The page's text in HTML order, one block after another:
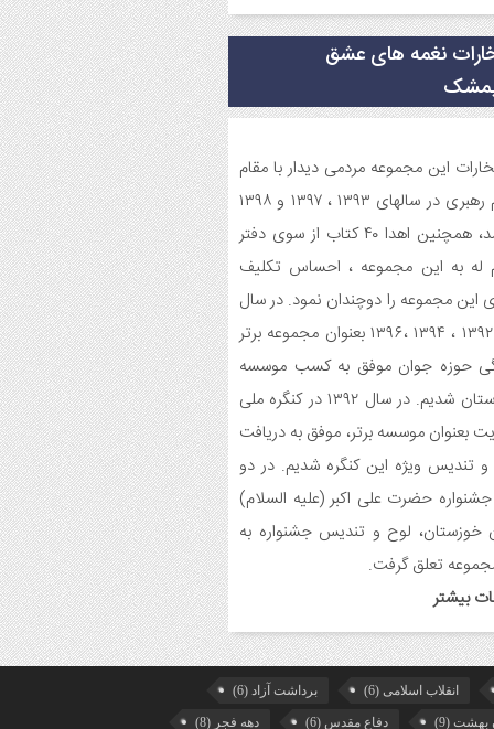
دبیر موسسه فرهنگی مردمی نغمه های
با ریاست اداره ورزش و جوانان اندیمشک
دورهمی خانوادگی با عنوان کافه شادی
به مناسبت نیمه شعبان و دهه فجر و
ی جوان در اندیمشک برگزار شد.
جشن ولادت امام زمان (عج) و جشن
انقلاب اسلامی و هفته ی جوان در
برگزار شد.
برنامه های دهه مهدویت شبکه فرهنگی
نغمه های عشق اندیمشک
بسته جشن تکلیف به دختران سادات
اندیمشک در شب ولادت امام علی(ع)
ایجاد ۱۱۰ شعبه نغمه های عشق در ۱۱۰ منطقه
و روستای اندیمشک
رونمایی از طرح ستاره های اندیمشک و
خانه های نور، محله های آسمانی همزمان
جشن ولادت حضرت فاطمه (س) در
سراج الدین با شبکه فرهنگی مردمی
های عشق
نغمه های عشق
این مجموعه مردمی دیدار با مقام
معظم رهبری در سالهای ۱۳۹۳ ، ۱۳۹۷ و ۱۳۹۸
میباشد، همچنین اهدا ۴۰ کتاب از سوی دفتر
له به این مجموعه ، احساس تکلیف
این مجموعه را دوچندان نمود. در سال
های ۱۳۹۲ ، ۱۳۹۴ ،۱۳۹۶ بعنوان مجموعه برتر
حوزه جوان موفق به کسب موسسه
برتر استان شدیم. در سال ۱۳۹۲ در کنگره ملی
بعنوان موسسه برتر، موفق به دریافت
تندیس ویژه این کنگره شدیم. در دو
حضرت علی اکبر (علیه السلام)
خوزستان، لوح و تندیس جشنواره به
تعلق گرفت.
بیشتر
انقلاب اسلامی (6) برداشت آزاد (6)
بهشت (9) دفاع مقدس (6) دهه فجر (8)